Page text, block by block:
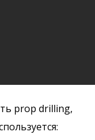
prop drilling,